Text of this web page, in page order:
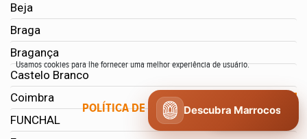
Beja
Braga
Bragança
Castelo Branco
Coimbra
FUNCHAL
Usamos cookies para lhe fornecer uma melhor experiência de usuário.
POLÍTICA DE COOKIES CONCORDO
Descubra Marrocos